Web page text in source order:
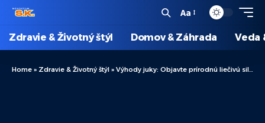
Aa
Zdravie & Životný štýl Domov & Záhrada Veda
Home » Zdravie & Životný štýl » Výhody juky: Objavte prírodnú liečivú silu!